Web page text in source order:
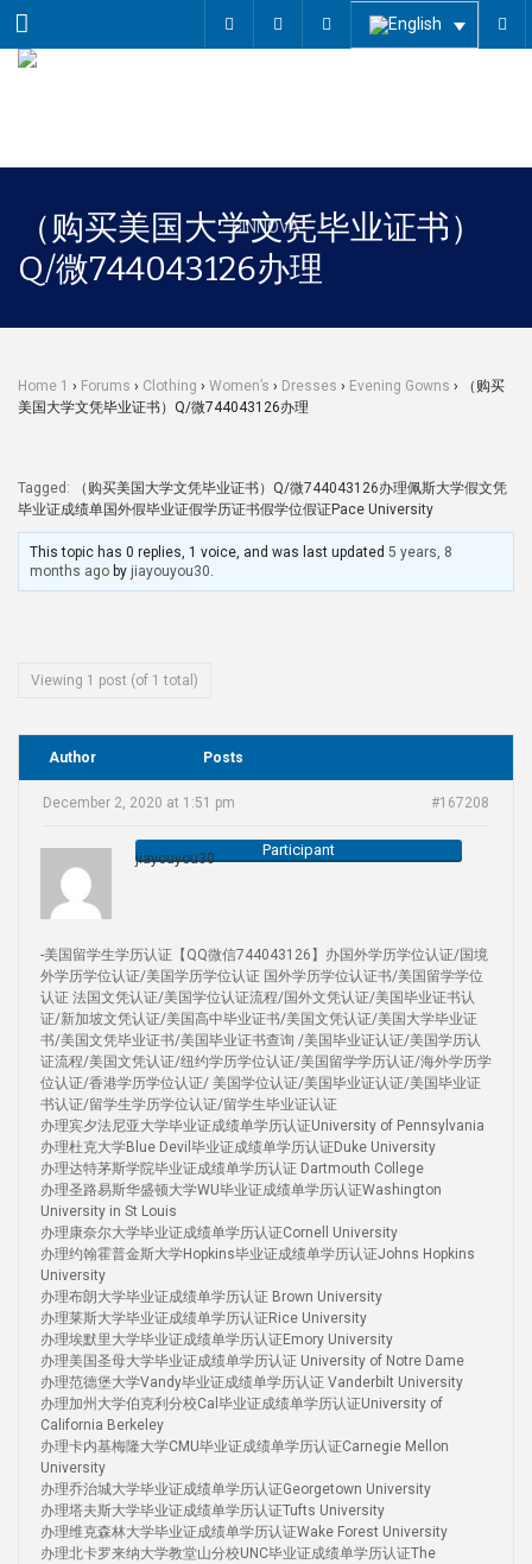
Menu
（购买美国大学文凭毕业证书）
Q/微744043126办理
Home 1 › Forums › Clothing › Women’s › Dresses › Evening Gowns ›
（购买
美国大学文凭毕业证书）Q/微744043126办理
Tagged:
（购买美国大学文凭毕业证书）Q/微744043126办理佩斯大学假文凭
毕业证成绩单国外假毕业证假学历证书假学位假证Pace University
This topic has 0 replies, 1 voice, and was last updated5 years, 8
months ago by jiayouyou30.
Viewing 1 post (of 1 total)
Author Posts
December 2, 2020 at 1:51 pm #167208
jiayouyou30 Participant
-美国留学生学历认证【QQ微信744043126】办国外学历学位认证/国境
外学历学位认证/美国学历学位认证 国外学历学位认证书/美国留学学位
认证 法国文凭认证/美国学位认证流程/国外文凭认证/美国毕业证书认
证/新加坡文凭认证/美国高中毕业证书/美国文凭认证/美国大学毕业证
书/美国文凭毕业证书/美国毕业证书查询 /美国毕业证认证/美国学历认
证流程/美国文凭认证/纽约学历学位认证/美国留学学历认证/海外学历学
位认证/香港学历学位认证/ 美国学位认证/美国毕业证认证/美国毕业证
书认证/留学生学历学位认证/留学生毕业证认证
办理宾夕法尼亚大学毕业证成绩单学历认证University of Pennsylvania
办理杜克大学Blue Devil毕业证成绩单学历认证Duke University
办理达特茅斯学院毕业证成绩单学历认证 Dartmouth College
办理圣路易斯华盛顿大学WU毕业证成绩单学历认证Washington
University in St Louis
办理康奈尔大学毕业证成绩单学历认证Cornell University
办理约翰霍普金斯大学Hopkins毕业证成绩单学历认证Johns Hopkins
University
办理布朗大学毕业证成绩单学历认证 Brown University
办理莱斯大学毕业证成绩单学历认证Rice University
办理埃默里大学毕业证成绩单学历认证Emory University
办理美国圣母大学毕业证成绩单学历认证 University of Notre Dame
办理范德堡大学Vandy毕业证成绩单学历认证 Vanderbilt University
办理加州大学伯克利分校Cal毕业证成绩单学历认证University of
California Berkeley
办理卡内基梅隆大学CMU毕业证成绩单学历认证Carnegie Mellon
University
办理乔治城大学毕业证成绩单学历认证Georgetown University
办理塔夫斯大学毕业证成绩单学历认证Tufts University
办理维克森林大学毕业证成绩单学历认证Wake Forest University
办理北卡罗来纳大学教堂山分校UNC毕业证成绩单学历认证The